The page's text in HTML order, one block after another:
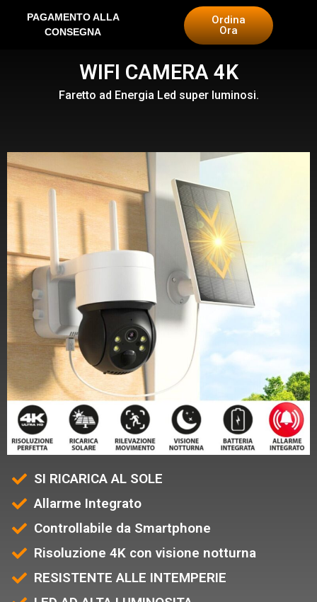
PAGAMENTO ALLA
CONSEGNA
Ordina
Ora
SI RICARICA AL SOLE
Allarme Integrato
Controllabile da Smartphone
Risoluzione 4K con visione notturna
RESISTENTE ALLE INTEMPERIE
WIFI CAMERA 4K
Faretto ad Energia Led super luminosi.